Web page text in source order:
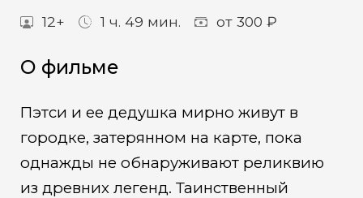
12+ 1 ч. 49 мин. от 300 ₽
О фильме
Пэтси и ее дедушка мирно живут в
городке, затерянном на карте, пока
однажды не обнаруживают реликвию
из древних легенд. Таинственный